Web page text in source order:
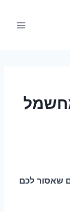
חשמליים שאסור לכם